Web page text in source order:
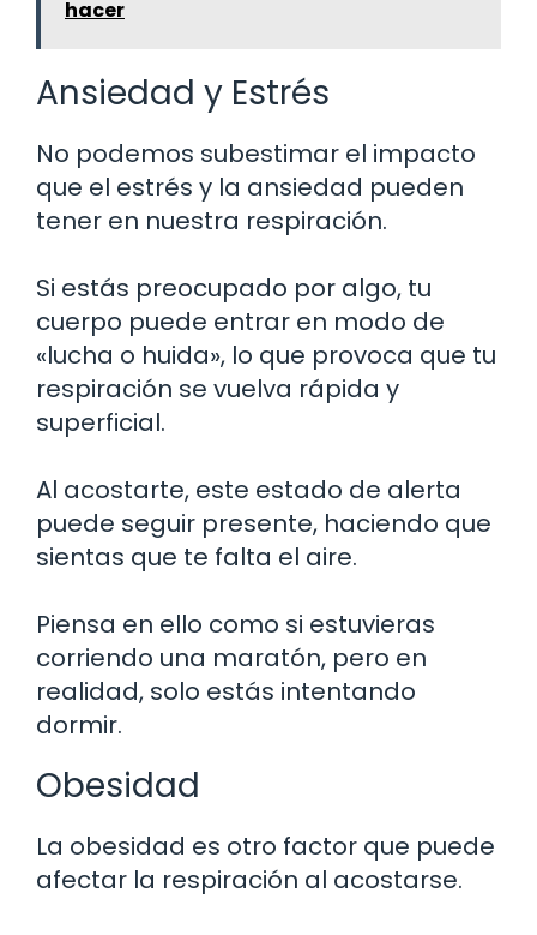
hacer
Ansiedad y Estrés
No podemos subestimar el impacto
que el estrés y la ansiedad pueden
tener en nuestra respiración.
Si estás preocupado por algo, tu
cuerpo puede entrar en modo de
«lucha o huida», lo que provoca que tu
respiración se vuelva rápida y
superficial.
Al acostarte, este estado de alerta
puede seguir presente, haciendo que
sientas que te falta el aire.
Piensa en ello como si estuvieras
corriendo una maratón, pero en
realidad, solo estás intentando
dormir.
Obesidad
La obesidad es otro factor que puede
afectar la respiración al acostarse.